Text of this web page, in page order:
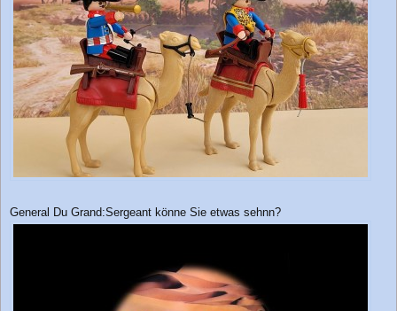
General Du Grand:Sergeant könne Sie etwas sehnn?